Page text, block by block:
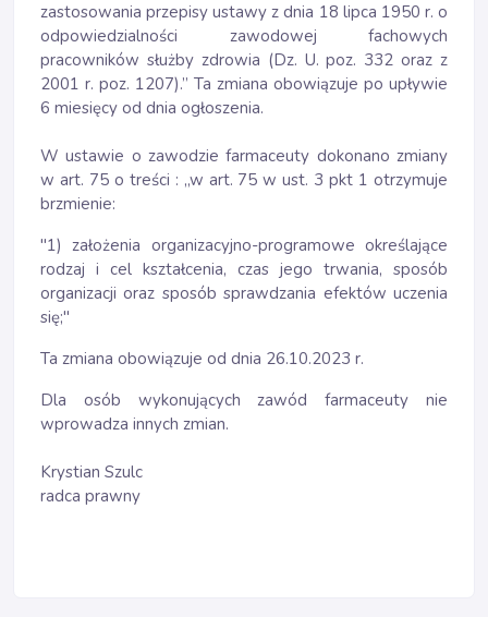
zastosowania przepisy ustawy z dnia 18 lipca 1950 r. o
odpowiedzialności zawodowej fachowych
pracowników służby zdrowia (Dz. U. poz. 332 oraz z
2001 r. poz. 1207).” Ta zmiana obowiązuje po upływie
6 miesięcy od dnia ogłoszenia.
W ustawie o zawodzie farmaceuty dokonano zmiany
w art. 75 o treści : „w art. 75 w ust. 3 pkt 1 otrzymuje
brzmienie:
"1) założenia organizacyjno-programowe określające
rodzaj i cel kształcenia, czas jego trwania, sposób
organizacji oraz sposób sprawdzania efektów uczenia
się;"
Ta zmiana obowiązuje od dnia 26.10.2023 r.
Dla osób wykonujących zawód farmaceuty nie
wprowadza innych zmian.
Krystian Szulc
radca prawny